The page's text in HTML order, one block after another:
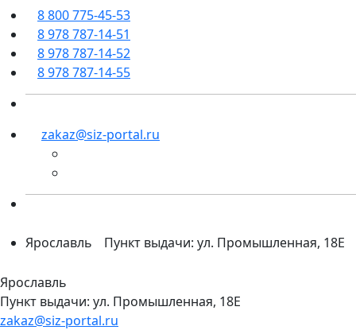
8 800 775-45-53
8 978 787-14-51
8 978 787-14-52
8 978 787-14-55
zakaz@siz-portal.ru
Ярославль Пункт выдачи: ул. Промышленная, 18Е
Ярославль
Пункт выдачи: ул. Промышленная, 18Е
zakaz@siz-portal.ru